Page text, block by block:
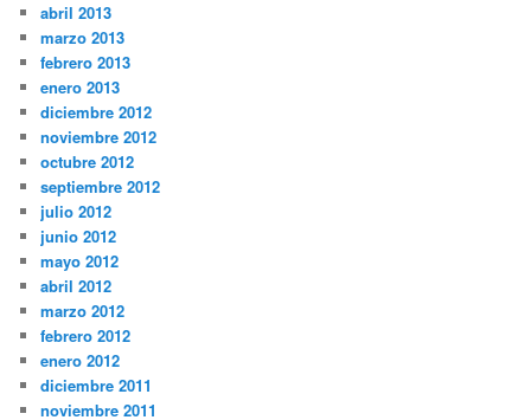
abril 2013
marzo 2013
febrero 2013
enero 2013
diciembre 2012
noviembre 2012
octubre 2012
septiembre 2012
julio 2012
junio 2012
mayo 2012
abril 2012
marzo 2012
febrero 2012
enero 2012
diciembre 2011
noviembre 2011